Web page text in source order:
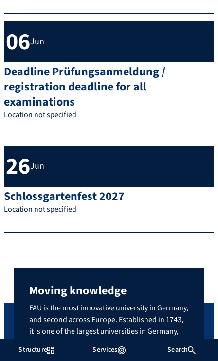
Services
Structure Search
06Jun
Deadline Prüfungsanmeldung /
registration deadline for all
examinations
Location not specified
26Jun
Schlossgartenfest 2027
Location not specified
Moving knowledge
FAU is the most innovative university in Germany,
and second across Europe. Established in 1743,
it is one of the largest universities in Germany,
professors and around 6,700 members of staff.